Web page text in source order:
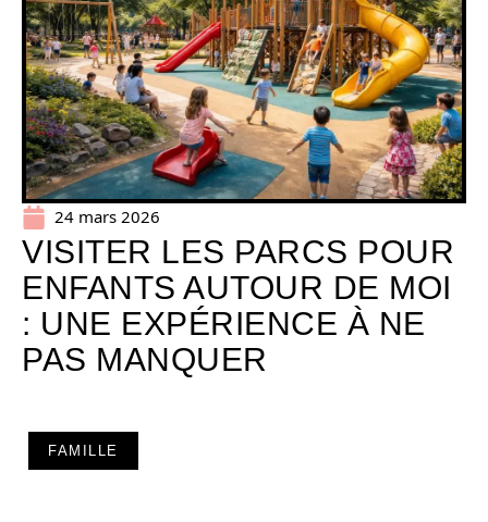
24 mars 2026
VISITER LES PARCS POUR
ENFANTS AUTOUR DE MOI
: UNE EXPÉRIENCE À NE
PAS MANQUER
FAMILLE